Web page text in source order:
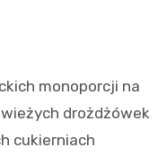
monoporcji na
drożdżówek
cukierniach